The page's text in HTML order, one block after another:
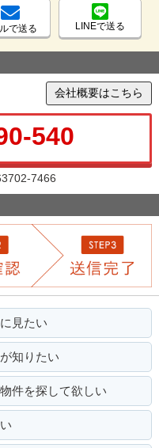
で送る LINEで送る
会社概要はこちら
540
7466
見たい
知りたい
件を探して欲しい